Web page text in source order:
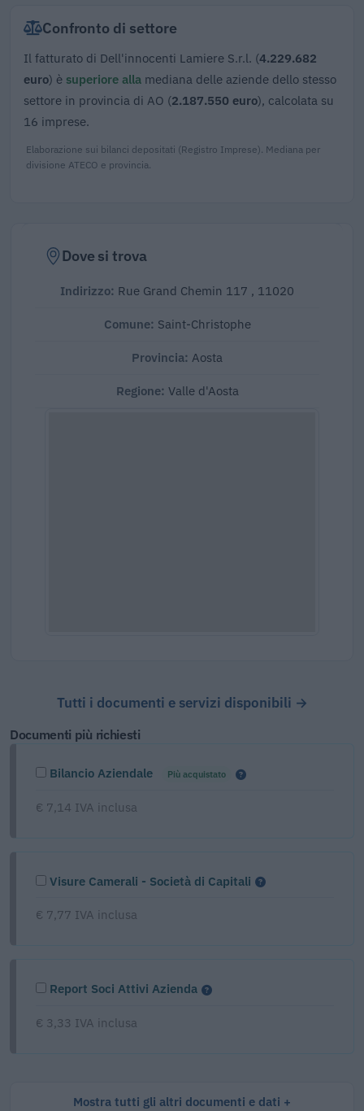
Confronto di settore
Il fatturato di Dell'innocenti Lamiere S.r.l. (4.229.682
euro) è superiore alla mediana delle aziende dello stesso
settore in provincia di AO (2.187.550 euro), calcolata su
16 imprese.
Elaborazione sui bilanci depositati (Registro Imprese). Mediana per
divisione ATECO e provincia.
Dove si trova
Indirizzo: Rue Grand Chemin 117 , 11020
Comune: Saint-Christophe
Provincia: Aosta
Regione: Valle d'Aosta
Tutti i documenti e servizi disponibili →
Documenti più richiesti
Bilancio Aziendale Più acquistato
€ 7,14 IVA inclusa
Visure Camerali - Società di Capitali
€ 7,77 IVA inclusa
Report Soci Attivi Azienda
€ 3,33 IVA inclusa
Mostra tutti gli altri documenti e dati